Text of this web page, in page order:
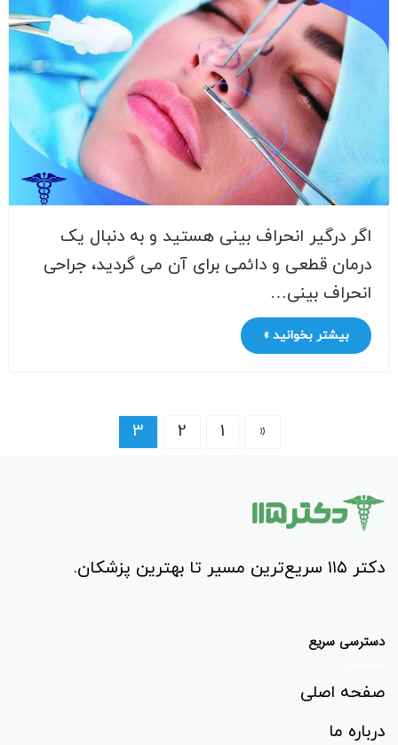
اگر درگیر انحراف بینی هستید و به دنبال یک
درمان قطعی و دائمی برای آن می گردید، جراحی
انحراف بینی…
بیشتر بخوانید »
«
1
2
3
دکتر ۱۱۵ سریع‌ترین مسیر تا بهترین پزشکان.
دسترسی سریع
صفحه اصلی
درباره ما